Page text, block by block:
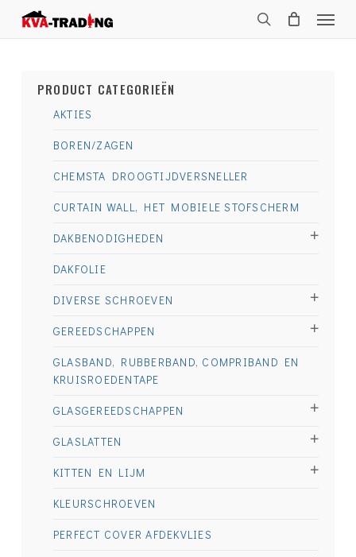
Menu
PRODUCT CATEGORIEËN
AKTIES
BOREN/ZAGEN
CHEMSTA DROOGTIJDVERSNELLER
CURTAIN WALL, HET MOBIELE STOFSCHERM
DAKBENODIGHEDEN
DAKFOLIE
DIVERSE SCHROEVEN
GEREEDSCHAPPEN
GLASBAND, RUBBERBAND, COMPRIBAND EN
KRUISROEDENTAPE
GLASGEREEDSCHAPPEN
GLASLATTEN
KITTEN EN LIJM
KLEURSCHROEVEN
PERFECT COVER AFDEKVLIES